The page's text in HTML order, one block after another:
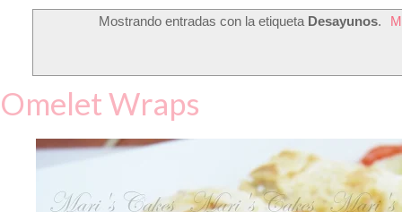
Mostrando entradas con la etiqueta Desayunos.
Omelet Wraps